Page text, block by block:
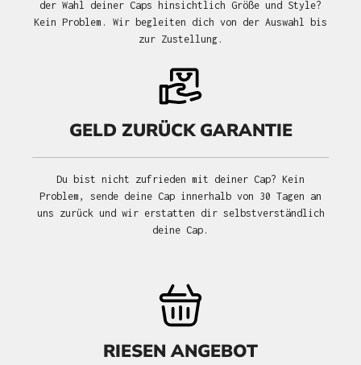
der Wahl deiner Caps hinsichtlich Größe und Style?
Kein Problem. Wir begleiten dich von der Auswahl bis
zur Zustellung.
GELD ZURÜCK GARANTIE
Du bist nicht zufrieden mit deiner Cap? Kein
Problem, sende deine Cap innerhalb von 30 Tagen an
uns zurück und wir erstatten dir selbstverständlich
deine Cap.
RIESEN ANGEBOT